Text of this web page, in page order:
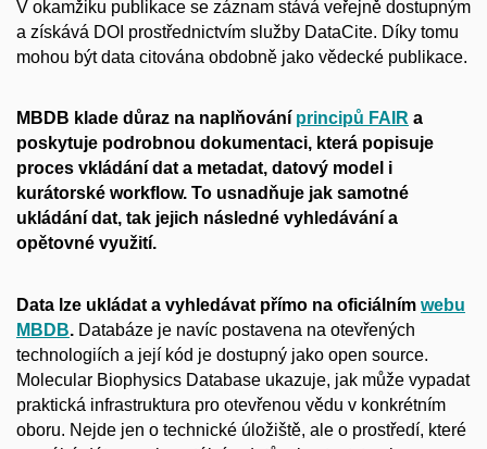
V okamžiku publikace se záznam stává veřejně dostupným
a získává DOI prostřednictvím služby DataCite. Díky tomu
mohou být data citována obdobně jako vědecké publikace.
MBDB klade důraz na naplňování principů FAIR a
poskytuje podrobnou dokumentaci, která popisuje
proces vkládání dat a metadat, datový model i
kurátorské workflow. To usnadňuje jak samotné
ukládání dat, tak jejich následné vyhledávání a
opětovné využití.
Data lze ukládat a vyhledávat přímo na oficiálním webu
MBDB. Databáze je navíc postavena na otevřených
technologiích a její kód je dostupný jako open source.
Molecular Biophysics Database ukazuje, jak může vypadat
praktická infrastruktura pro otevřenou vědu v konkrétním
oboru. Nejde jen o technické úložiště, ale o prostředí, které